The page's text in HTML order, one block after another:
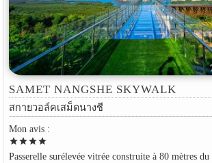
SAMET NANGSHE SKYWALK
สกายวอล์คเสม็ดนางชี
Mon avis :
starstarstarstar
Passerelle surélevée vitrée construite à 80 mètres